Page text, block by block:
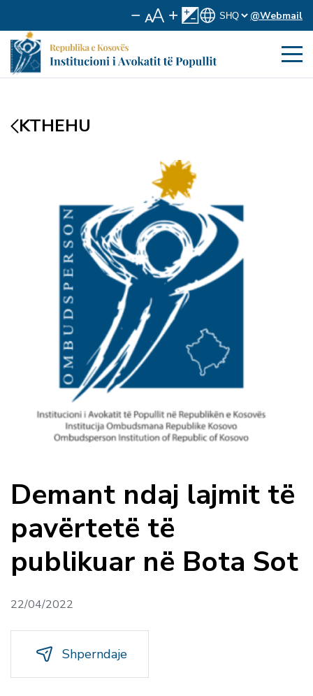
@Webmail
KTHEHU
Demant ndaj lajmit të
pavërtetë të
publikuar në Bota Sot
22/04/2022
Shperndaje